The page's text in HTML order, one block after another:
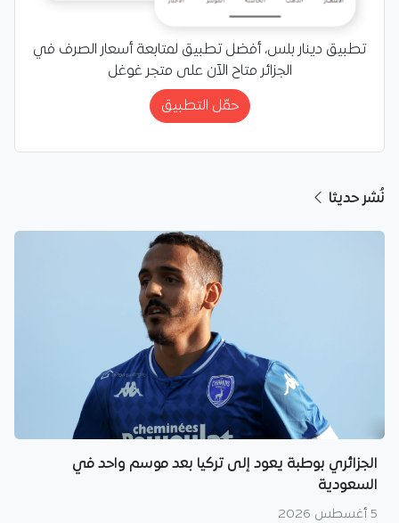
تطبيق دينار بلس، أفضل تطبيق لمتابعة أسعار الصرف في
الجزائر متاح الآن على متجر غوغل
حمّل التطبيق
نُشر حديثا
الجزائري بوطبة يعود إلى تركيا بعد موسم واحد في
السعودية
5 أغسطس 2026